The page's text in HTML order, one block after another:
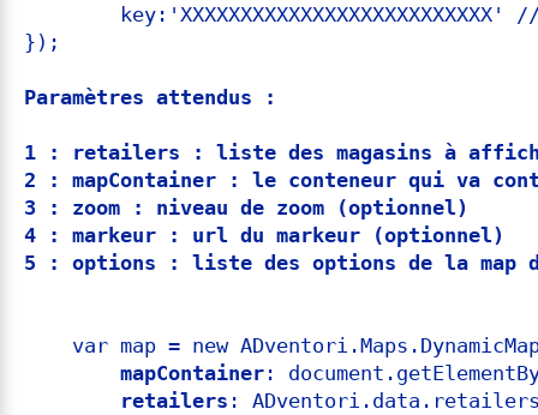
key:'XXXXXXXXXXXXXXXXXXXXXXXXXX'
});
Paramètres attendus :
1 : retailers : liste des magasins à
2 : mapContainer : le conteneur qui va
3 : zoom : niveau de zoom (optionnel)
4 : markeur : url du markeur (optionnel)
5 : options : liste des options de la map
var map = new
mapContainer :
retailers :